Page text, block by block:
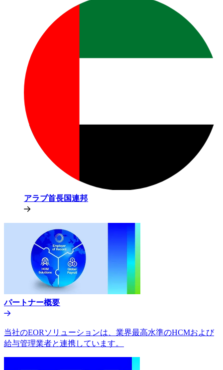
アラブ首長国連邦​​
パートナー概要​​
当社のEORソリューションは、業界最高水準のHCMおよび
給与管理業者と連携しています。​​